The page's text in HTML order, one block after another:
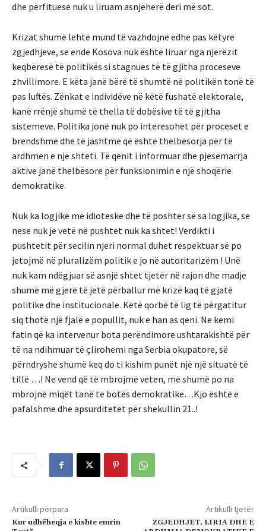
dhe përfituese nuk u liruam asnjëherë deri më sot.
Krizat shumë lehtë mund të vazhdojnë edhe pas këtyre
zgjedhjeve, se ende Kosova nuk është liruar nga njerëzit
keqbëresë të politikës si stagnues të të gjitha proceseve
zhvillimore. E këta janë bërë të shumtë në politikën tonë të
pas luftës. Zënkat e individëve në këtë fushatë elektorale,
kanë rrënjë shumë të thella të dobësive të të gjitha
sistemeve. Politika jonë nuk po interesohet për proceset e
brendshme dhe të jashtme që është thelbësorja për të
ardhmen e një shteti. Të qenit i informuar dhe pjesëmarrja
aktive janë thelbësore për funksionimin e një shoqërie
demokratike.
Nuk ka logjikë më idioteske dhe të poshter së sa logjika, se
nese nuk je vetë në pushtet nuk ka shtet! Verdikti i
pushtetit për secilin njeri normal duhet respektuar së po
jetojmë në pluralizëm politik e jo në autoritarizëm ! Unë
nuk kam ndëgjuar së asnjë shtet tjetër në rajon dhe madje
shumë më gjerë të jetë përballur më krizë kaq të gjatë
politike dhe institucionale. Këtë qorbë të lig të përgatitur
siq thotë një fjalë e popullit, nuk e han as qeni. Ne kemi
fatin që ka intervenur bota perëndimore ushtarakishtë për
të na ndihmuar të çlirohemi nga Serbia okupatore, së
përndryshe shumë keq do ti kishim punët një një situatë të
tillë …! Ne vend që të mbrojmë veten, më shumë po na
mbrojnë miqët tanë të botës demokratike…Kjo është e
pafalshme dhe apsurditetet për shekullin 21..!
Artikulli përpara
Kur udhëheqja e kishte emrin
Artikulli tjetër
ZGJEDHJET, LIRIA DHE E